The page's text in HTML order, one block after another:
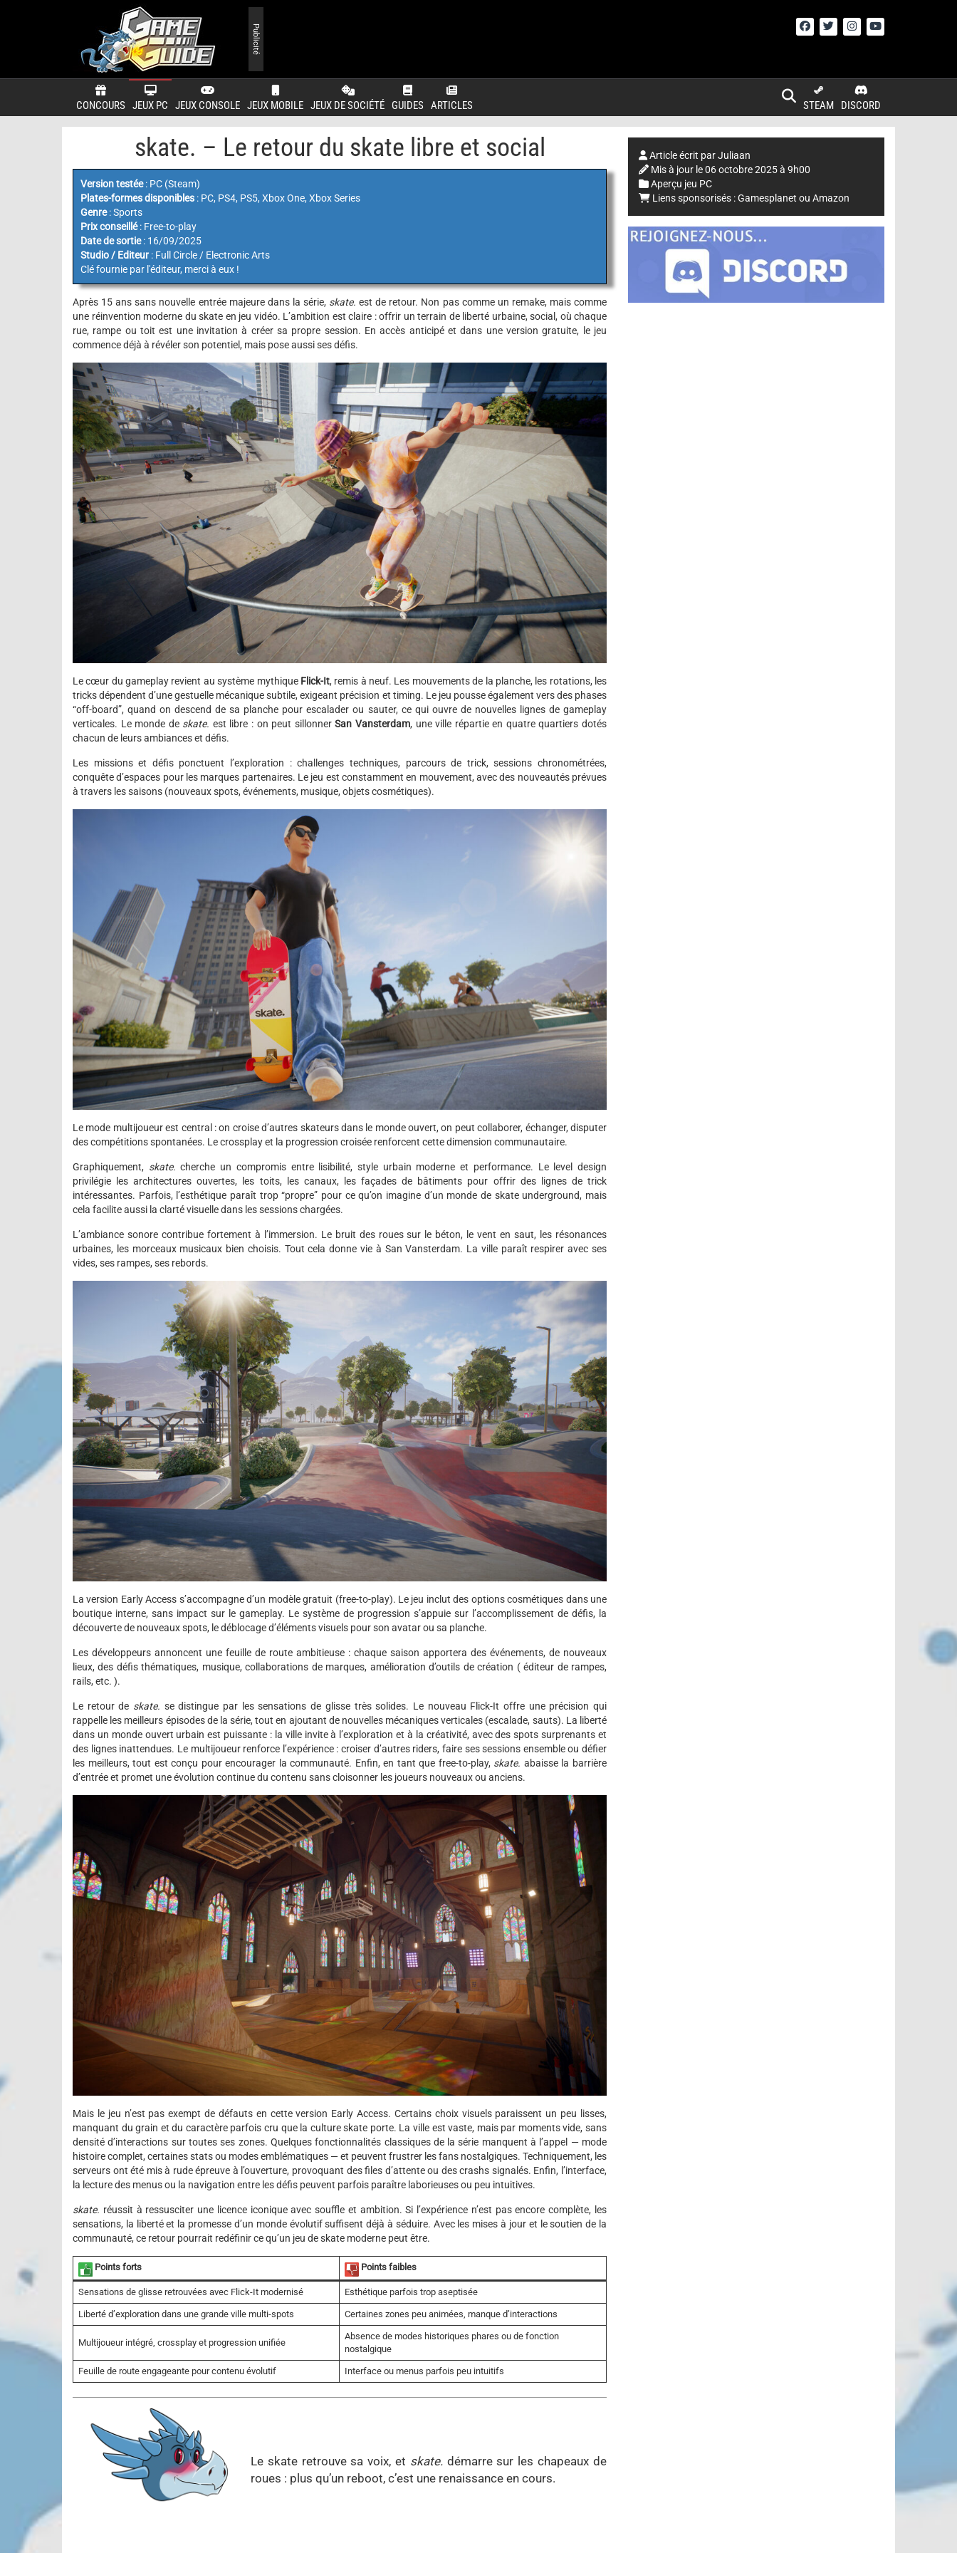
CONCOURS JEUX PC JEUX CONSOLE JEUX MOBILE JEUX DE SOCIÉTÉ GUIDES ARTICLES DISCORD
STEAM
Publicité
skate. – Le retour du skate libre et social
Version testée: PC (Steam)
Plates-formes disponibles : PC, PS4, PS5, Xbox One, Xbox Series
Genre: Sports
Prix conseillé: Free-to-play
Date de sortie: 16/09/2025
Studio / Editeur : Full Circle / Electronic Arts
Clé fournie par l'éditeur, merci à eux !
Après 15 ans sans nouvelle entrée majeure dans la série, skate. est de retour. Non pas comme un remake, mais comme
une réinvention moderne du skate en jeu vidéo. L’ambition est claire : offrir un terrain de liberté urbaine, social, où chaque
rue, rampe ou toit est une invitation à créer sa propre session. En accès anticipé et dans une version gratuite, le jeu
commence déjà à révéler son potentiel, mais pose aussi ses défis.
Le cœur du gameplay revient au système mythique Flick-It, remis à neuf. Les mouvements de la planche, les rotations, les
tricks dépendent d’une gestuelle mécanique subtile, exigeant précision et timing. Le jeu pousse également vers des phases
“off-board”, quand on descend de sa planche pour escalader ou sauter, ce qui ouvre de nouvelles lignes de gameplay
verticales. Le monde de skate. est libre : on peut sillonnerSan Vansterdam, une ville répartie en quatre quartiers dotés
chacun de leurs ambiances et défis.
Les missions et défis ponctuent l’exploration : challenges techniques, parcours de trick, sessions chronométrées,
conquête d’espaces pour les marques partenaires. Le jeu est constamment en mouvement, avec des nouveautés prévues
à travers les saisons (nouveaux spots, événements, musique, objets cosmétiques).
Le mode multijoueur est central : on croise d’autres skateurs dans le monde ouvert, on peut collaborer, échanger, disputer
des compétitions spontanées. Le crossplay et la progression croisée renforcent cette dimension communautaire.
Graphiquement, skate. cherche un compromis entre lisibilité, style urbain moderne et performance. Le level design
privilégie les architectures ouvertes, les toits, les canaux, les façades de bâtiments pour offrir des lignes de trick
intéressantes. Parfois, l’esthétique paraît trop “propre” pour ce qu’on imagine d’un monde de skate underground, mais
cela facilite aussi la clarté visuelle dans les sessions chargées.
L’ambiance sonore contribue fortement à l’immersion. Le bruit des roues sur le béton, le vent en saut, les résonances
urbaines, les morceaux musicaux bien choisis. Tout cela donne vie à San Vansterdam. La ville paraît respirer avec ses
vides, ses rampes, ses rebords.
La version Early Access s’accompagne d’un modèle gratuit (free-to-play). Le jeu inclut des options cosmétiques dans une
boutique interne, sans impact sur le gameplay. Le système de progression s’appuie sur l’accomplissement de défis, la
découverte de nouveaux spots, le déblocage d’éléments visuels pour son avatar ou sa planche.
Les développeurs annoncent une feuille de route ambitieuse : chaque saison apportera des événements, de nouveaux
lieux, des défis thématiques, musique, collaborations de marques, amélioration d’outils de création ( éditeur de rampes,
rails, etc. ).
Le retour de skate. se distingue par les sensations de glisse très solides. Le nouveau Flick-It offre une précision qui
rappelle les meilleurs épisodes de la série, tout en ajoutant de nouvelles mécaniques verticales (escalade, sauts). La liberté
dans un monde ouvert urbain est puissante : la ville invite à l’exploration et à la créativité, avec des spots surprenants et
des lignes inattendues. Le multijoueur renforce l’expérience : croiser d’autres riders, faire ses sessions ensemble ou défier
les meilleurs, tout est conçu pour encourager la communauté. Enfin, en tant que free-to-play, skate. abaisse la barrière
d’entrée et promet une évolution continue du contenu sans cloisonner les joueurs nouveaux ou anciens.
Mais le jeu n’est pas exempt de défauts en cette version Early Access. Certains choix visuels paraissent un peu lisses,
manquant du grain et du caractère parfois cru que la culture skate porte. La ville est vaste, mais par moments vide, sans
densité d’interactions sur toutes ses zones. Quelques fonctionnalités classiques de la série manquent à l’appel — mode
histoire complet, certaines stats ou modes emblématiques — et peuvent frustrer les fans nostalgiques. Techniquement, les
serveurs ont été mis à rude épreuve à l’ouverture, provoquant des files d’attente ou des crashs signalés. Enfin, l’interface,
la lecture des menus ou la navigation entre les défis peuvent parfois paraître laborieuses ou peu intuitives.
skate. réussit à ressusciter une licence iconique avec souffle et ambition. Si l’expérience n’est pas encore complète, les
sensations, la liberté et la promesse d’un monde évolutif suffisent déjà à séduire. Avec les mises à jour et le soutien de la
communauté, ce retour pourrait redéfinir ce qu’un jeu de skate moderne peut être.
Points forts Points faibles
Sensations de glisse retrouvées avec Flick-It modernisé Esthétique parfois trop aseptisée
Liberté d’exploration dans une grande ville multi-spots Certaines zones peu animées, manque d’interactions
Multijoueur intégré, crossplay et progression unifiée
Absence de modes historiques phares ou de fonction
nostalgique
Feuille de route engageante pour contenu évolutif Interface ou menus parfois peu intuitifs
Le skate retrouve sa voix, et skate.démarre sur les chapeaux de
roues : plus qu’un reboot, c’est une renaissance en cours.
Article écrit parJuliaan
Mis à jour le06 octobre 2025 à 9h00
Aperçu jeu PC
Liens sponsorisés :Gamesplanet ou Amazon